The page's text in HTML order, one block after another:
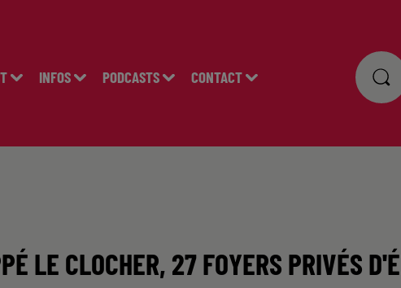
INFOS PODCASTS CONTACT
LE CLOCHER, 27 FOYERS PRIVÉS